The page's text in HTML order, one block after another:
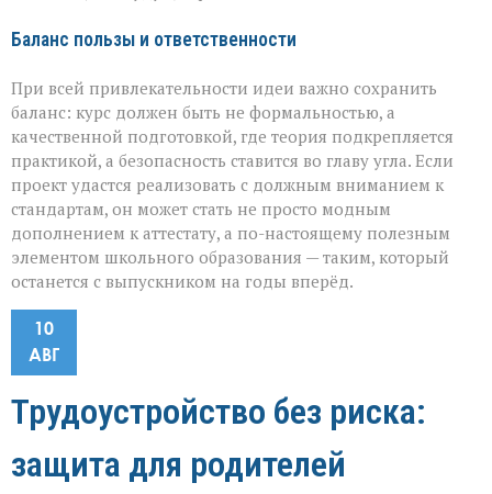
Баланс пользы и ответственности
При всей привлекательности идеи важно сохранить
баланс: курс должен быть не формальностью, а
качественной подготовкой, где теория подкрепляется
практикой, а безопасность ставится во главу угла. Если
проект удастся реализовать с должным вниманием к
стандартам, он может стать не просто модным
дополнением к аттестату, а по-настоящему полезным
элементом школьного образования — таким, который
останется с выпускником на годы вперёд.
10
АВГ
Трудоустройство без риска:
защита для родителей